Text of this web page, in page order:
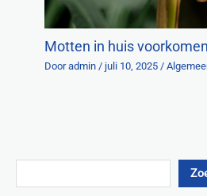
Motten in huis
Door admin / juli 10, 2025 /